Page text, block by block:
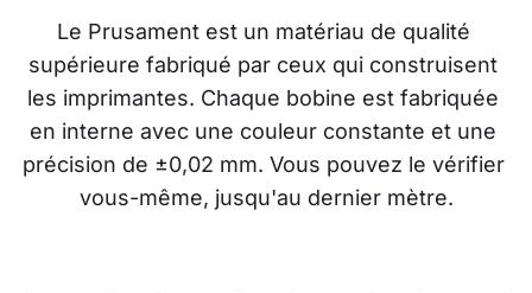
Le Prusament est un matériau de qualité
supérieure fabriqué par ceux qui construisent
les imprimantes. Chaque bobine est fabriquée
en interne avec une couleur constante et une
précision de ±0,02 mm. Vous pouvez le vérifier
vous-même, jusqu'au dernier mètre.